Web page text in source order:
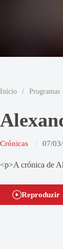
Início / Programas
Crónicas 07/
<p>A crónica de
Reproduzir